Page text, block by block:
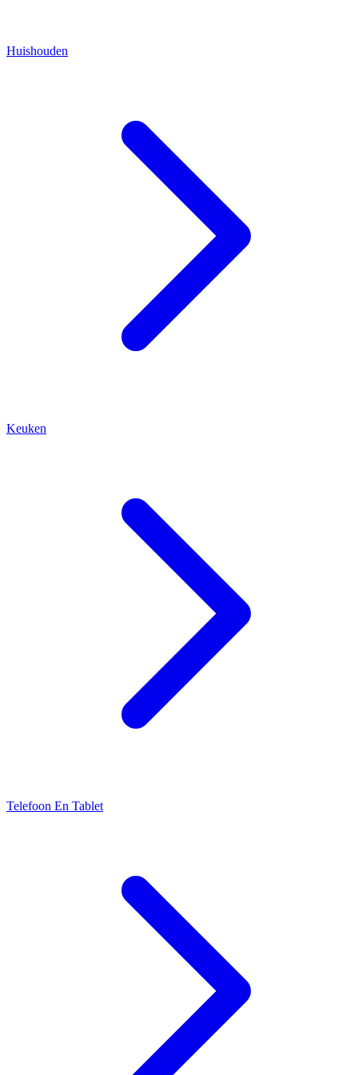
Huishouden
Keuken
Telefoon En Tablet